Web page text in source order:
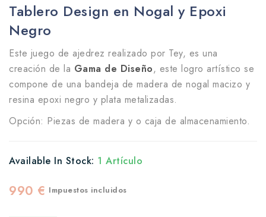
Tablero Design en Nogal y Epoxi
Negro
Este juego de ajedrez realizado por Tey, es una
creación de la Gama de Diseño, este logro artístico se
compone de una bandeja de madera de nogal macizo y
resina epoxi negro y plata metalizadas.
Opción: Piezas de madera y o caja de almacenamiento.
Available In Stock: 1 Artículo
990 € Impuestos incluidos